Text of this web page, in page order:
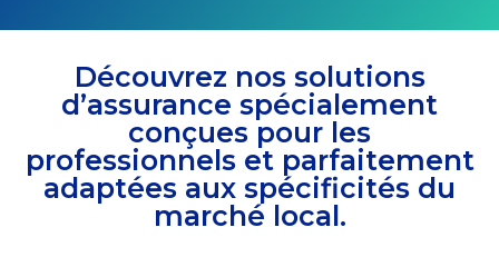
Découvrez nos solutions
d’assurance spécialement
conçues pour les
professionnels et parfaitement
adaptées aux spécificités du
marché local.